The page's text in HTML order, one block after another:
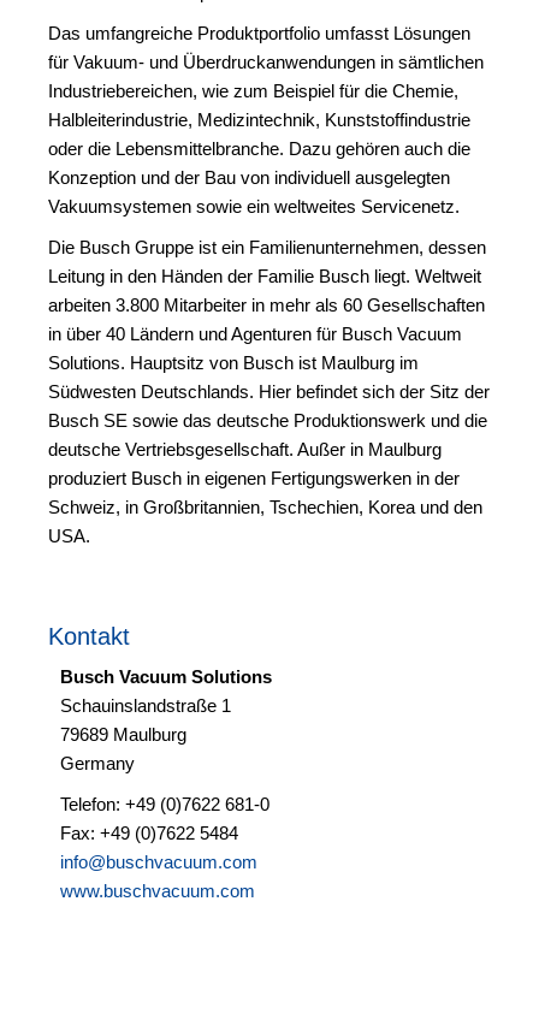
Das umfangreiche Produktportfolio umfasst Lösungen
für Vakuum- und Überdruckanwendungen in sämtlichen
Industriebereichen, wie zum Beispiel für die Chemie,
Halbleiterindustrie, Medizintechnik, Kunststoffindustrie
oder die Lebensmittelbranche. Dazu gehören auch die
Konzeption und der Bau von individuell ausgelegten
Vakuumsystemen sowie ein weltweites Servicenetz.
Die Busch Gruppe ist ein Familienunternehmen, dessen
Leitung in den Händen der Familie Busch liegt. Weltweit
arbeiten 3.800 Mitarbeiter in mehr als 60 Gesellschaften
in über 40 Ländern und Agenturen für Busch Vacuum
Solutions. Hauptsitz von Busch ist Maulburg im
Südwesten Deutschlands. Hier befindet sich der Sitz der
Busch SE sowie das deutsche Produktionswerk und die
deutsche Vertriebsgesellschaft. Außer in Maulburg
produziert Busch in eigenen Fertigungswerken in der
Schweiz, in Großbritannien, Tschechien, Korea und den
USA.
Kontakt
Busch Vacuum Solutions
Schauinslandstraße 1
79689 Maulburg
Germany
Telefon: +49 (0)7622 681-0
Fax: +49 (0)7622 5484
info@buschvacuum.com
www.buschvacuum.com